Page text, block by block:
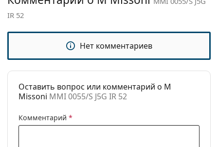
Категория:
Солнцезащитные очки
Бренд:
MMI 0055/S J5G IR 52
IR 52
Нет комментариев
Оставить вопрос или комментарий о M
Missoni MMI 0055/S J5G IR 52
Комментарий *